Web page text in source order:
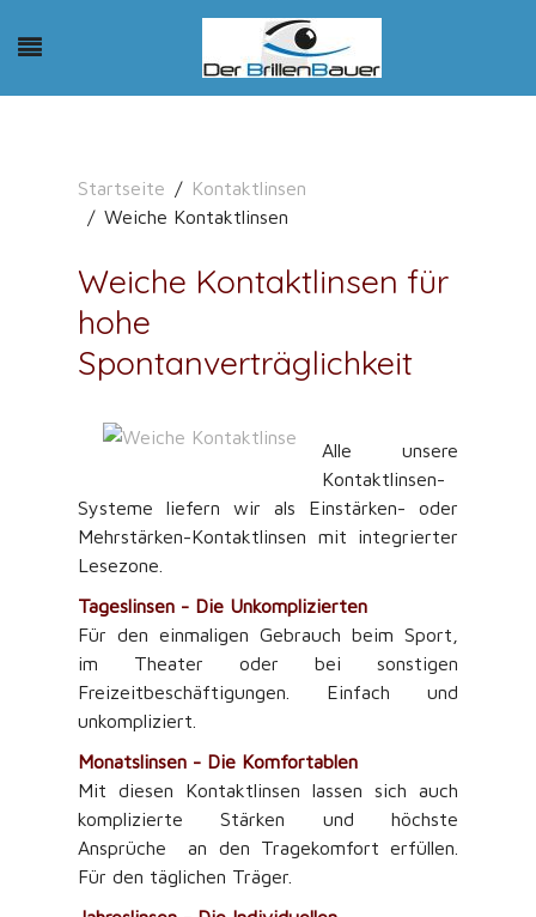
Startseite
Kontaktlinsen
Weiche Kontaktlinsen
Weiche Kontaktlinsen für
hohe
Spontanverträglichkeit
Alle unsere
Kontaktlinsen-
Systeme liefern wir als Einstärken- oder
Mehrstärken-Kontaktlinsen mit integrierter
Lesezone.
Tageslinsen - Die Unkomplizierten
Für den einmaligen Gebrauch beim Sport,
im Theater oder bei sonstigen
Freizeitbeschäftigungen. Einfach und
unkompliziert.
Monatslinsen - Die Komfortablen
Mit diesen Kontaktlinsen lassen sich auch
komplizierte Stärken und höchste
Ansprüche an den Tragekomfort erfüllen.
Für den täglichen Träger.